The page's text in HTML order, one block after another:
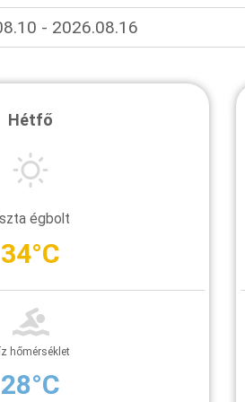
- 2026.08.16
Hétfő
égbolt
34°C
hőmérséklet
28°C